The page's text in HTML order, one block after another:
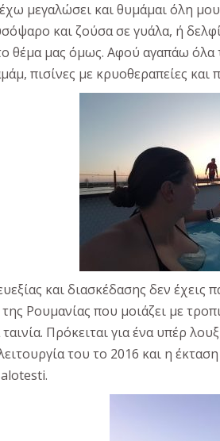
μεγαλώσει και θυμάμαι όλη
και ζούσα σε γυάλα, ή
θέμα μας όμως. Αφού αγαπάω
πισίνες με κρυοθεραπείες και
και διασκέδασης δεν
Ρουμανίας που μοιάζει με
Πρόκειται για ένα υπέρ
του το 2016 και η